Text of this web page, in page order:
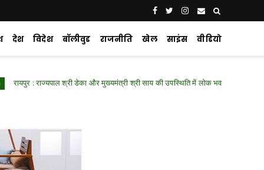
देश विदेश बॉलीवुड राजनीति खेल साइंस वीडियो
राज्यपाल श्री डेका और मुख्यमंत्री श्री साय की उपस्थिति में लोक भवन में हुआ ‘नशा मुक्त युवा